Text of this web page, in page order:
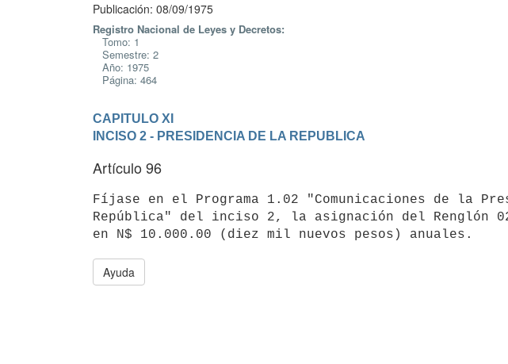
Publicación: 08/09/1975
Registro Nacional de Leyes y Decretos:
Tomo: 1
Semestre: 2
Año: 1975
Página: 464
CAPITULO XI
INCISO 2 - PRESIDENCIA DE LA REPUBLICA
Artículo 96
Fíjase en el Programa 1.02 "Comunicaciones de la
República" del inciso 2, la asignación del Renglón
Ayuda